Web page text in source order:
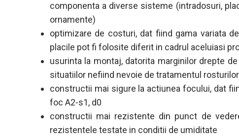
componenta a diverse sisteme (intradosuri,
ornamente)
optimizare de costuri, dat fiind gama variata
placile pot fi folosite diferit in cadrul aceluiasi
usurinta la montaj, datorita marginilor drepte
situatiilor nefiind nevoie de tratamentul rosturilor
constructii mai sigure la actiunea focului, dat
foc A2-s1, d0
constructii mai rezistente din punct de
rezistentele testate in conditii de umiditate